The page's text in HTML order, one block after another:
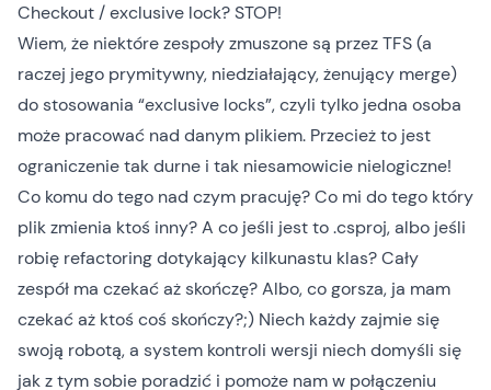
Checkout / exclusive lock? STOP!
Wiem, że niektóre zespoły zmuszone są przez TFS (a
raczej jego prymitywny, niedziałający, żenujący merge)
do stosowania “exclusive locks”, czyli tylko jedna osoba
może pracować nad danym plikiem. Przecież to jest
ograniczenie tak durne i tak niesamowicie nielogiczne!
Co komu do tego nad czym pracuję? Co mi do tego który
plik zmienia ktoś inny? A co jeśli jest to .csproj, albo jeśli
robię refactoring dotykający kilkunastu klas? Cały
zespół ma czekać aż skończę? Albo, co gorsza, ja mam
czekać aż ktoś coś skończy?;) Niech każdy zajmie się
swoją robotą, a system kontroli wersji niech domyśli się
jak z tym sobie poradzić i pomoże nam w połączeniu